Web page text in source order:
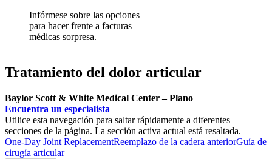
Infórmese sobre las opciones
para hacer frente a facturas
médicas sorpresa.
Tratamiento del dolor articular
Baylor Scott & White Medical Center – Plano
Encuentra un especialista
Utilice esta navegación para saltar rápidamente a diferentes
secciones de la página. La sección activa actual está resaltada.
One-Day Joint ReplacementReemplazo de la cadera anteriorGuía de
cirugía articular